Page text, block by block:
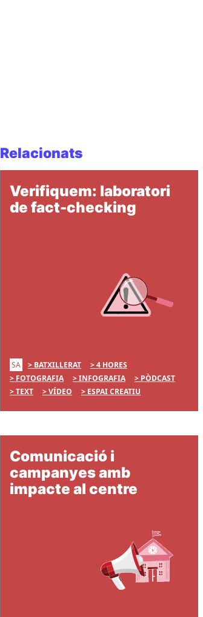
Relacionats
Verifiquem: laboratori
de fact-checking
SA BATXILLERAT
4 HORES
FOTOGRAFIA
INFOGRAFIA
PÒDCAST
TEXT
VÍDEO ESPAI CREATIU
Comunicació i
campanyes amb
impacte al centre